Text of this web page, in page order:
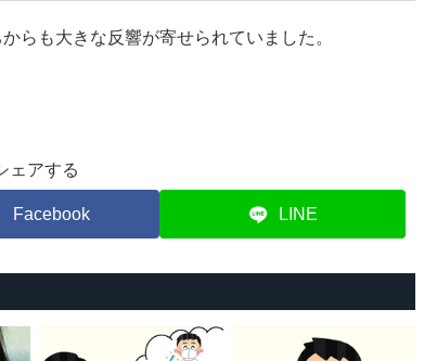
らも大きな反響が寄せられていました。
ェアする
Facebook LINE